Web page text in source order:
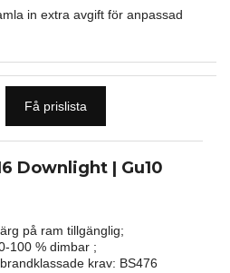
in extra avgift för anpassad
Få prislista
Downlight | Gu10
på ram tillgänglig;
100 % dimbar ;
krav: BS476